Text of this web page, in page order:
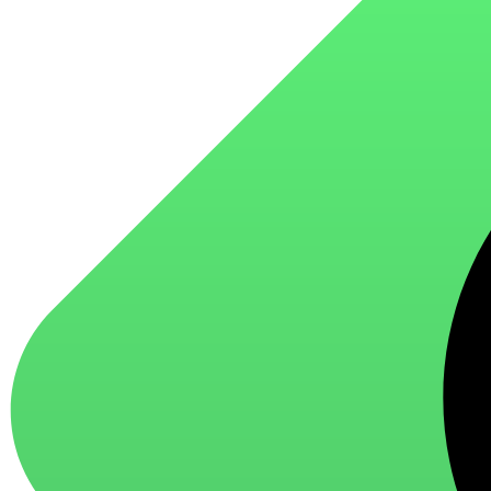
для ароматизации и нейтрализации запахов
для стирки и ухода за тканями
для ковров и текстильных изделий
специализированные чистящие средства
универсальные чистящие средства
дезинфицирующие средства
Автохимия и автокосметика
автоэмали
аэрозольные смазки